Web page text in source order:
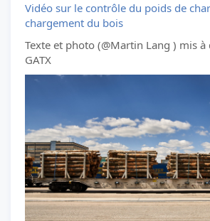
Vidéo sur le contrôle du poids de
chargement du bois
Texte et photo (@Martin Lang ) mis
GATX